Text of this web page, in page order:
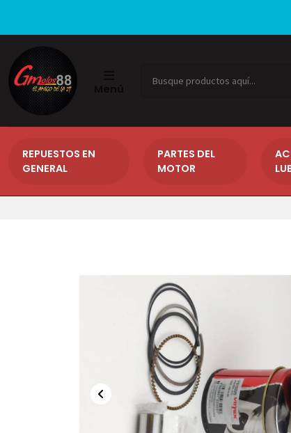
REPUESTOS EN
GENERAL
PARTES DEL
MOTOR